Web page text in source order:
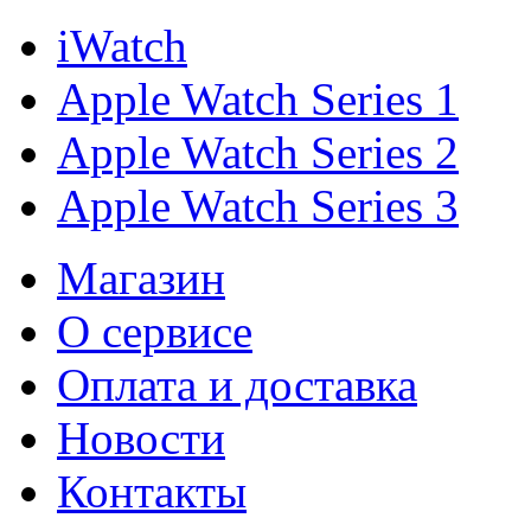
iWatch
Apple Watch Series 1
Apple Watch Series 2
Apple Watch Series 3
Магазин
О cервисе
Оплата и доставка
Новости
Контакты